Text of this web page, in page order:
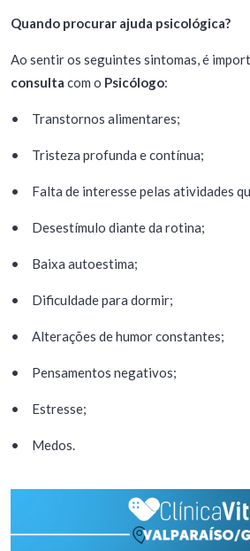
Quando procurar ajuda psicológica?
Ao sentir os seguintes sintomas, é
consulta com o Psicólogo:
• Transtornos alimentares;
• Tristeza profunda e contínua;
• Falta de interesse pelas atividades
• Desestímulo diante da rotina;
• Baixa autoestima;
• Dificuldade para dormir;
• Alterações de humor constantes;
• Pensamentos negativos;
• Estresse;
• Medos.